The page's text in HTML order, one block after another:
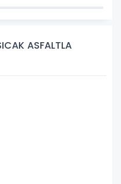
ASFALTLA